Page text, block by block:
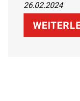
eine
können.
Trend zu
26.02.2024